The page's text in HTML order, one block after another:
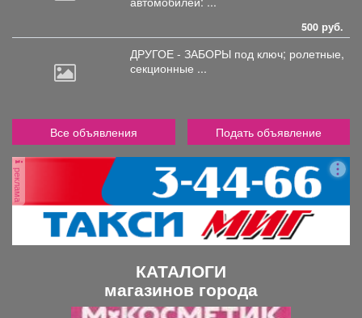
500 руб.
ДРУГОЕ - ЗАБОРЫ под ключ; ролетные,
секционные ...
Все объявления Подать объявление
реклама
КАТАЛОГИ
магазинов города